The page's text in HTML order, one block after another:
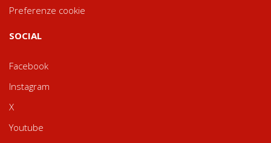
Preferenze cookie
SOCIAL
Facebook
Instagram
X
Youtube